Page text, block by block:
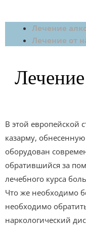
Лечение
Лечение от
В этой европейской
казарму,
оборудован
обратившийся за
лечебного курса
Что же необходимо
необходимо
наркологический